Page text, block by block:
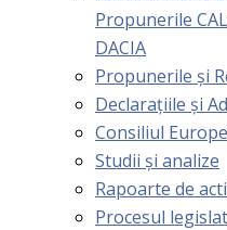
Propunerile
DACIA
Propunerile și
Declarațiile și
Consiliul
Studii și analize
Rapoarte de
Procesul